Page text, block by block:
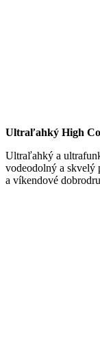
Ultraľahký High
Ultraľahký a
vodeodolný a skvelý
a víkendové